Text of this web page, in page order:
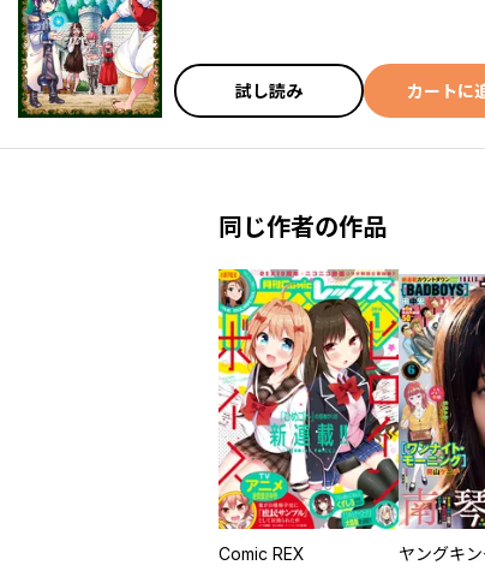
試し読み カートに
同じ作者の作品
Comic REX ヤングキ